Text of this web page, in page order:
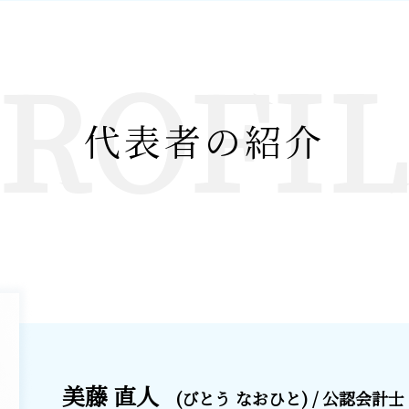
代表者の紹介
美藤 直人 (びとう なおひと) / 公認会計